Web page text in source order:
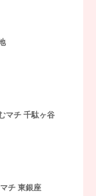
マチ 千駄ヶ谷
チ 東銀座